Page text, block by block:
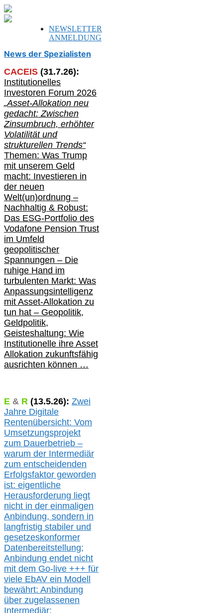
NEWSLETTER
ANMELDUNG
News der Spezialisten
CACEIS (31.7.26):
Institutionelles
Investoren Forum 2026
„Asset-Allokation neu
gedacht: Zwischen
Zinsumbruch, erhöhter
Volatilität und
strukturellen Trends“
Themen: Was Trump
mit unserem Geld
macht: Investieren in
der neuen
Welt(un)ordnung –
Nachhaltig & Robust:
Das ESG-Portfolio des
Vodafone Pension Trust
im Umfeld
geopolitischer
Spannungen – Die
ruhige Hand im
turbulenten Markt: Was
Anpassungsintelligenz
mit Asset-Allokation zu
tun hat – Geopolitik,
Geldpolitik,
Geisteshaltung: Wie
Institutionelle ihre Asset
Allokation zukunftsfähig
ausrichten können …
E & R (13.5.26): Zwei
Jahre Digitale
Rentenübersicht: Vom
Umsetzungsprojekt
zum Dauerbetrieb –
warum der Intermediär
zum entscheidenden
Erfolgsfaktor geworden
ist: eigentliche
Herausforderung liegt
nicht in der einmaligen
Anbindung, sondern in
langfristig stabiler und
gesetzeskonformer
Datenbereitstellung;
Anbindung endet nicht
mit dem Go-live +++ für
viele EbAV ein Modell
bewährt: Anbindung
über zugelassenen
Intermediär: